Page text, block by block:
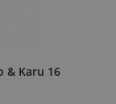
& Karu 16